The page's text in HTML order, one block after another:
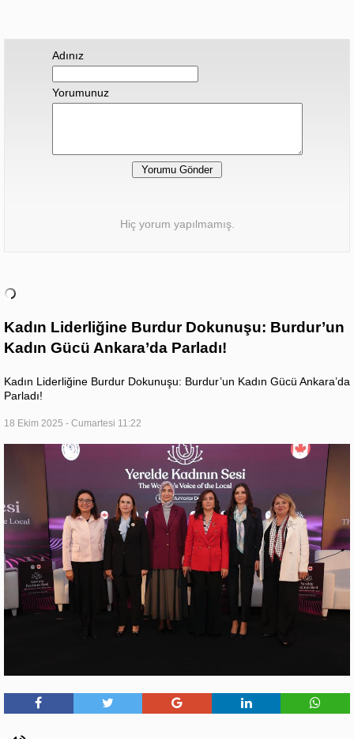
Adınız
Yorumunuz
Hiç yorum yapılmamış.
Kadın Liderliğine Burdur Dokunuşu: Burdur’un
Kadın Gücü Ankara’da Parladı!
Kadın Liderliğine Burdur Dokunuşu: Burdur’un Kadın Gücü Ankara’da
Parladı!
18 Ekim 2025 - Cumartesi 11:22